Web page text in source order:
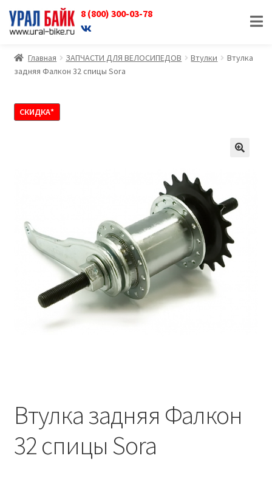
8 (800) 300-03-78
Перейти
к
навигации
Перейти
к
содержимому
Главная ЗАПЧАСТИ ДЛЯ ВЕЛОСИПЕДОВ Втулки
Втулка
задняя Фалкон 32 спицы Sora
СКИДКА*
Втулка задняя Фалкон
32 спицы Sora